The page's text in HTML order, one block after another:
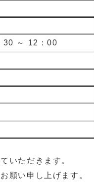
30 ～ 12：00
いただきます。
願い申し上げます。